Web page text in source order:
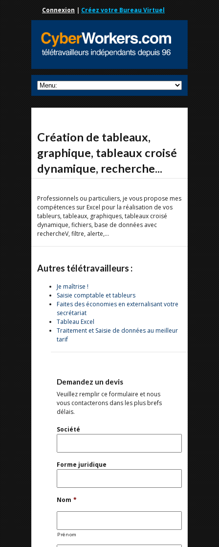
Connexion | Créez votre Bureau Virtuel
Création de tableaux,
graphique, tableaux croisé
dynamique, recherche...
Professionnels ou particuliers, je vous propose mes
compétences sur Excel pour la réalisation de vos
tableurs, tableaux, graphiques, tableaux croisé
dynamique, fichiers, base de données avec
rechercheV, filtre, alerte,...
Autres télétravailleurs :
Je maîtrise !
Saisie comptable et tableurs
Faites des économies en externalisant votre
secrétariat
Tableau Excel
Traitement et Saisie de données au meilleur
tarif
Demandez un devis
Veuillez remplir ce formulaire et nous
vous contacterons dans les plus brefs
délais.
Société
Forme juridique
Nom *
Prénom